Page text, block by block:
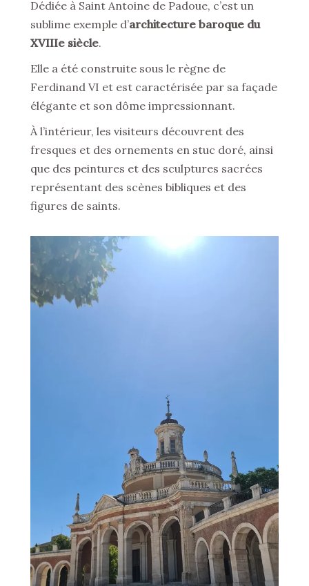
Dédiée à Saint Antoine de Padoue, c’est un
sublime exemple d’architecture baroque du
XVIIIe siècle.
Elle a été construite sous le règne de
Ferdinand VI et est caractérisée par sa façade
élégante et son dôme impressionnant.
À l’intérieur, les visiteurs découvrent des
fresques et des ornements en stuc doré, ainsi
que des peintures et des sculptures sacrées
représentant des scènes bibliques et des
figures de saints.